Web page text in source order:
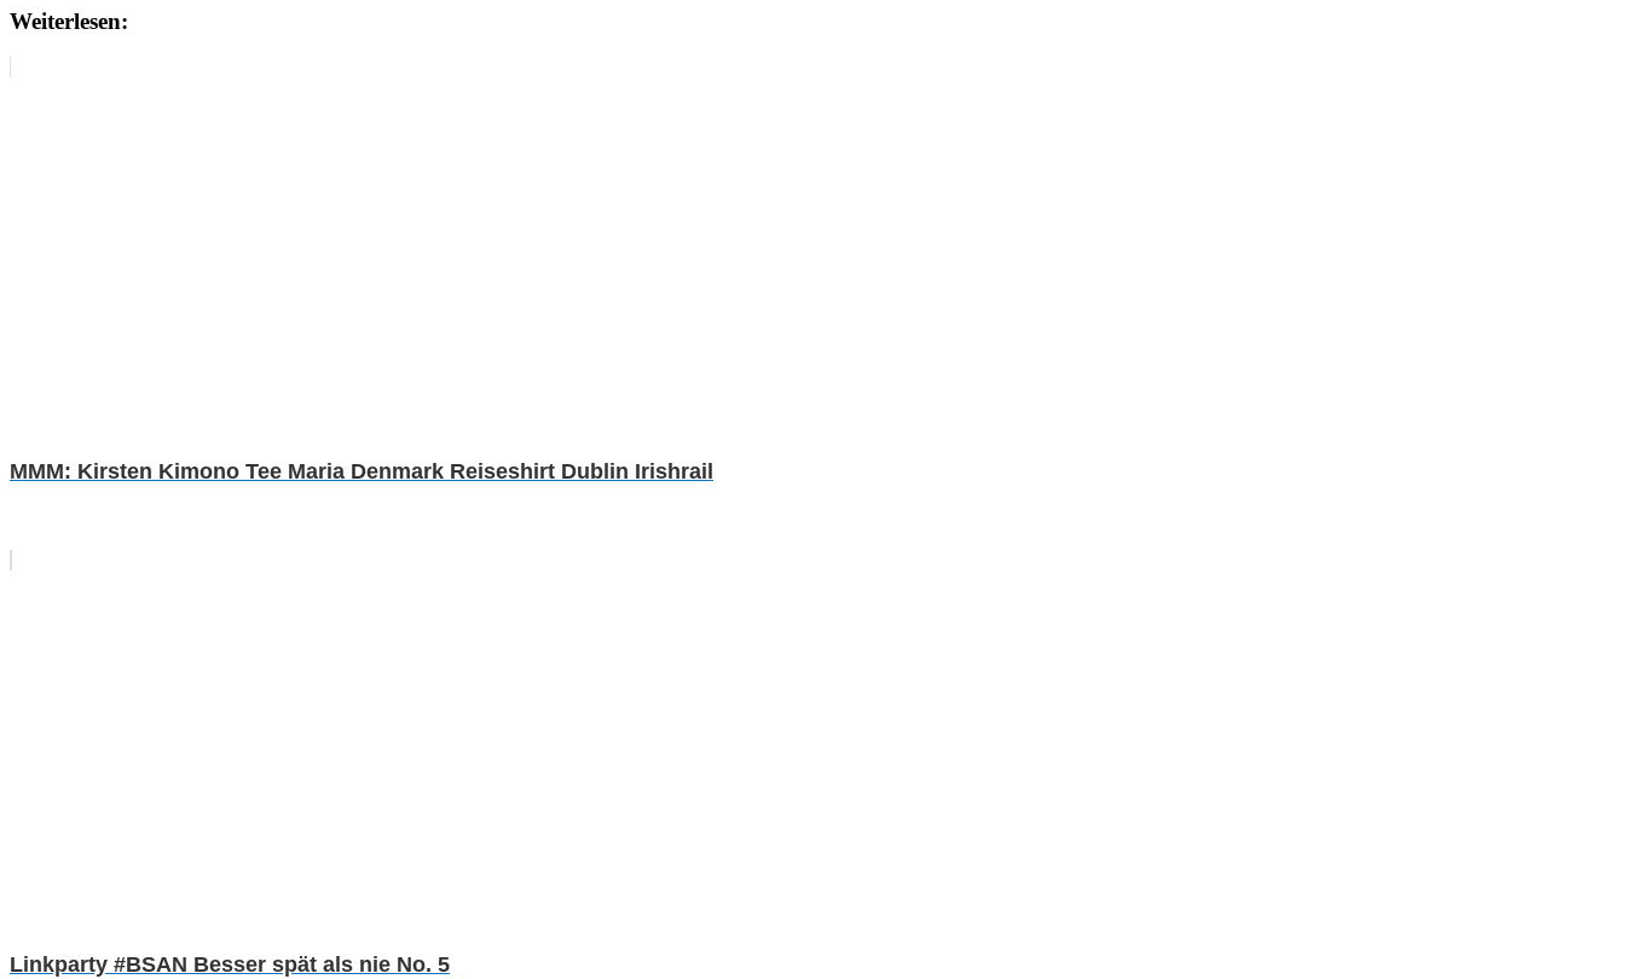
Weiterlesen:
MMM: Kirsten Kimono Tee Maria Denmark Reiseshirt Dublin Irishrail
Linkparty #BSAN Besser spät als nie No. 5